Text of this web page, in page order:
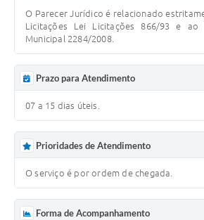
O Parecer Jurídico é relacionado
Licitações Lei Licitações 866/93 e
Municipal 2284/2008.
Prazo para Atendimento
07 a 15 dias úteis.
Prioridades de Atendimento
O serviço é por ordem de chegada.
Forma de Acompanhamento